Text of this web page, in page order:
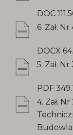
DOC
6. Zał.
DOCX
5. Zał.
PDF
4. Zał.